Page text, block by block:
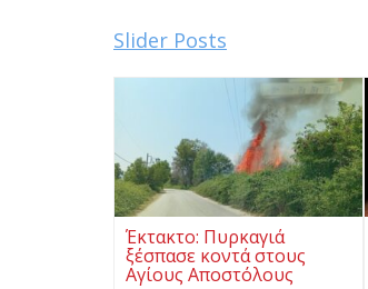
Slider Posts
Έκτακτο: Πυρκαγιά
ξέσπασε κοντά στους
Αγίους Αποστόλους